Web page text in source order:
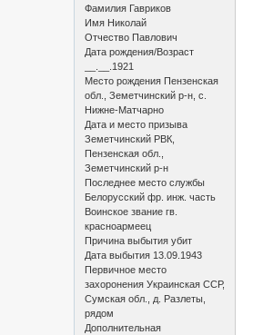
Фамилия Гавриков
Имя Николай
Отчество Павлович
Дата рождения/Возраст
__.__.1921
Место рождения Пензенская
обл., Земетчинский р-н, с.
Нижне-Матчарно
Дата и место призыва
Земетчинский РВК,
Пензенская обл.,
Земетчинский р-н
Последнее место службы
Белорусский фр. инж. часть
Воинское звание гв.
красноармеец
Причина выбытия убит
Дата выбытия 13.09.1943
Первичное место
захоронения Украинская ССР,
Сумская обл., д. Разлеты,
рядом
Дополнительная